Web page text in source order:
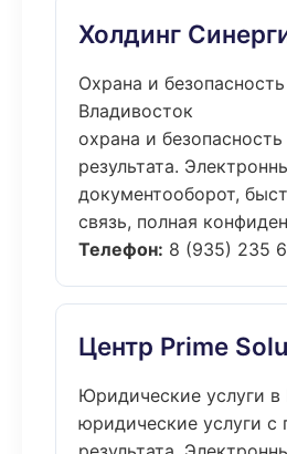
Холдинг
Охрана и
Владивосток
охрана и безопасность
результата.
документооборот,
связь, полная
Телефон: 8 (935) 235
Центр Prime
Юридические услуги в
юридические услуги с